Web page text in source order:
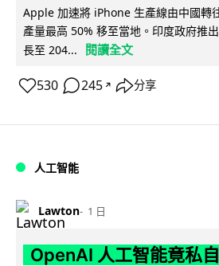
Apple 加速將 iPhone 生產線由中國轉
產量最高 50% 移至當地。印度政府推
長至 204...
閱讀全文
530 245 ↗ 分享
人工智能
Lawton 1 日
OpenAI 人工智能竟私